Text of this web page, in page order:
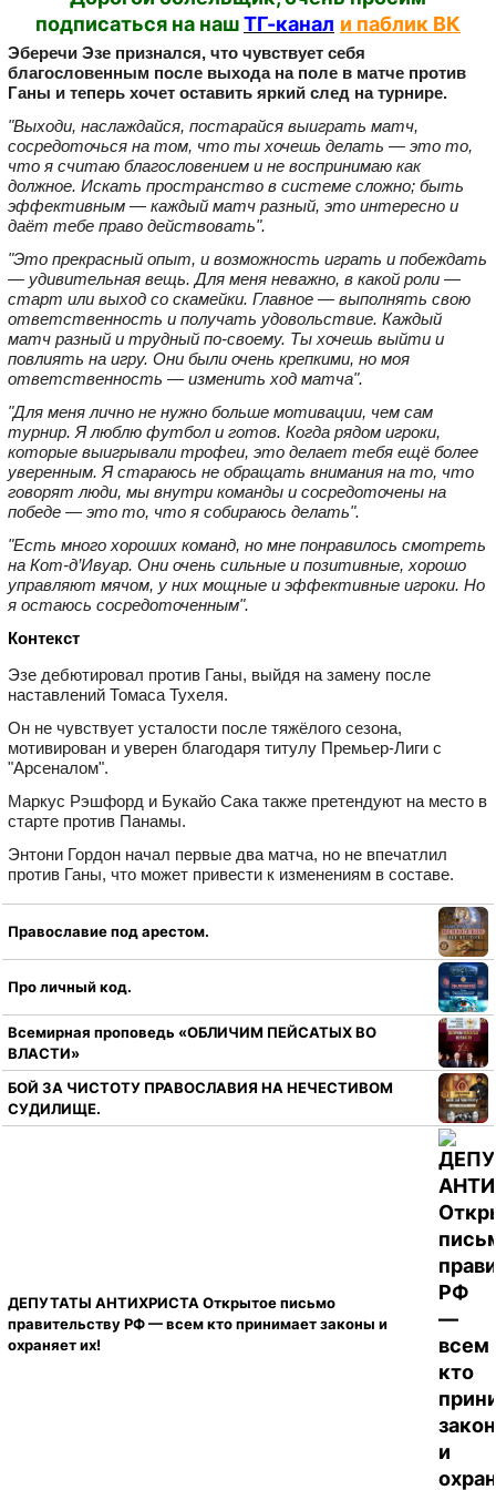
подписаться на нашТГ-канал и паблик ВК
Эберечи Эзе признался, что чувствует себя
благословенным после выхода на поле в матче против
Ганы и теперь хочет оставить яркий след на турнире.
"Выходи, наслаждайся, постарайся выиграть матч,
сосредоточься на том, что ты хочешь делать — это то,
что я считаю благословением и не воспринимаю как
должное. Искать пространство в системе сложно; быть
эффективным — каждый матч разный, это интересно и
даёт тебе право действовать".
"Это прекрасный опыт, и возможность играть и побеждать
— удивительная вещь. Для меня неважно, в какой роли —
старт или выход со скамейки. Главное — выполнять свою
ответственность и получать удовольствие. Каждый
матч разный и трудный по‑своему. Ты хочешь выйти и
повлиять на игру. Они были очень крепкими, но моя
ответственность — изменить ход матча".
"Для меня лично не нужно больше мотивации, чем сам
турнир. Я люблю футбол и готов. Когда рядом игроки,
которые выигрывали трофеи, это делает тебя ещё более
уверенным. Я стараюсь не обращать внимания на то, что
говорят люди, мы внутри команды и сосредоточены на
победе — это то, что я собираюсь делать".
"Есть много хороших команд, но мне понравилось смотреть
на Кот‑д’Ивуар. Они очень сильные и позитивные, хорошо
управляют мячом, у них мощные и эффективные игроки. Но
я остаюсь сосредоточенным".
Контекст
Эзе дебютировал против Ганы, выйдя на замену после
наставлений Томаса Тухеля.
Он не чувствует усталости после тяжёлого сезона,
мотивирован и уверен благодаря титулу Премьер‑Лиги с
"Арсеналом".
Маркус Рэшфорд и Букайо Сака также претендуют на место в
старте против Панамы.
Энтони Гордон начал первые два матча, но не впечатлил
против Ганы, что может привести к изменениям в составе.
Православие под арестом.
Про личный код.
Всемирная проповедь «ОБЛИЧИМ ПЕЙСАТЫХ ВО
ВЛАСТИ»
БОЙ ЗА ЧИСТОТУ ПРАВОСЛАВИЯ НА НЕЧЕСТИВОМ
СУДИЛИЩЕ.
ДЕПУТАТЫ АНТИХРИСТА Открытое письмо
правительству РФ — всем кто принимает законы и
охраняет их!